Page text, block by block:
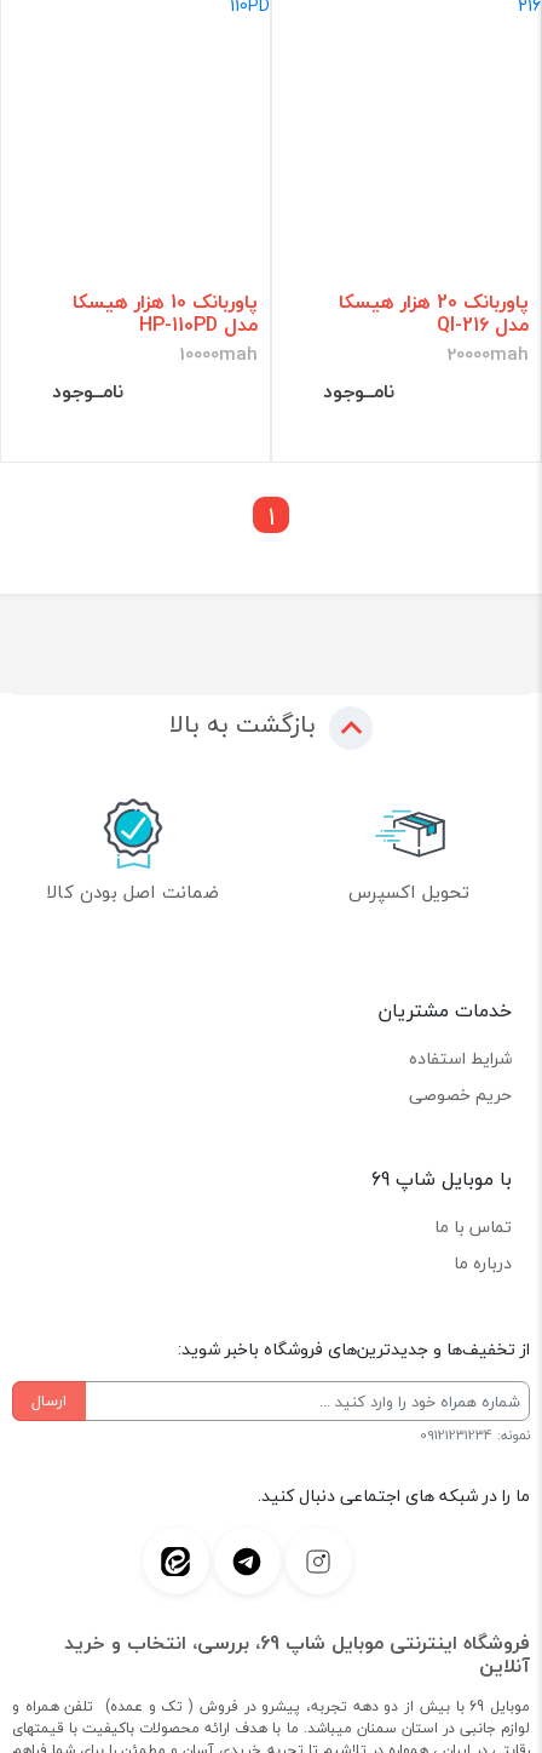
پاوربانک 20 هزار هیسکا
مدل QI-216
20000mah
نامــوجود
پاوربانک 10 هزار هیسکا
مدل HP-110PD
10000mah
نامــوجود
1
بازگشت به بالا
تحویل اکسپرس ضمانت اصل بودن کالا
خدمات مشتریان
شرایط استفاده
حریم خصوصی
با موبایل شاپ 69
تماس با ما
درباره ما
از تخفیف‌ها و جدیدترین‌های فروشگاه باخبر شوید:
ارسال
نمونه: 09121231234
ما را در شبکه های اجتماعی دنبال کنید.
فروشگاه اینترنتی موبایل شاپ 69، بررسی، انتخاب و خرید
آنلاین
موبایل 69 با بیش از دو دهه تجربه، پیشرو در فروش ( تک و عمده) تلفن همراه و
لوازم جانبی در استان سمنان میباشد. ما با هدف ارائه محصولات باکیفیت با قیمتهای